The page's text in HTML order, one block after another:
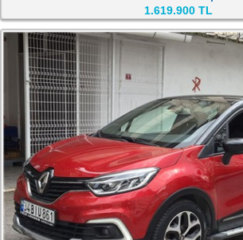
1.619.900 TL